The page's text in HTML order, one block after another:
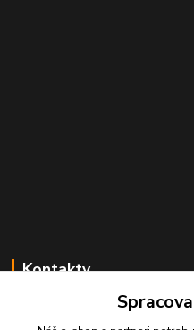
Kontakty
Juraj Beliansky
+421 903 691